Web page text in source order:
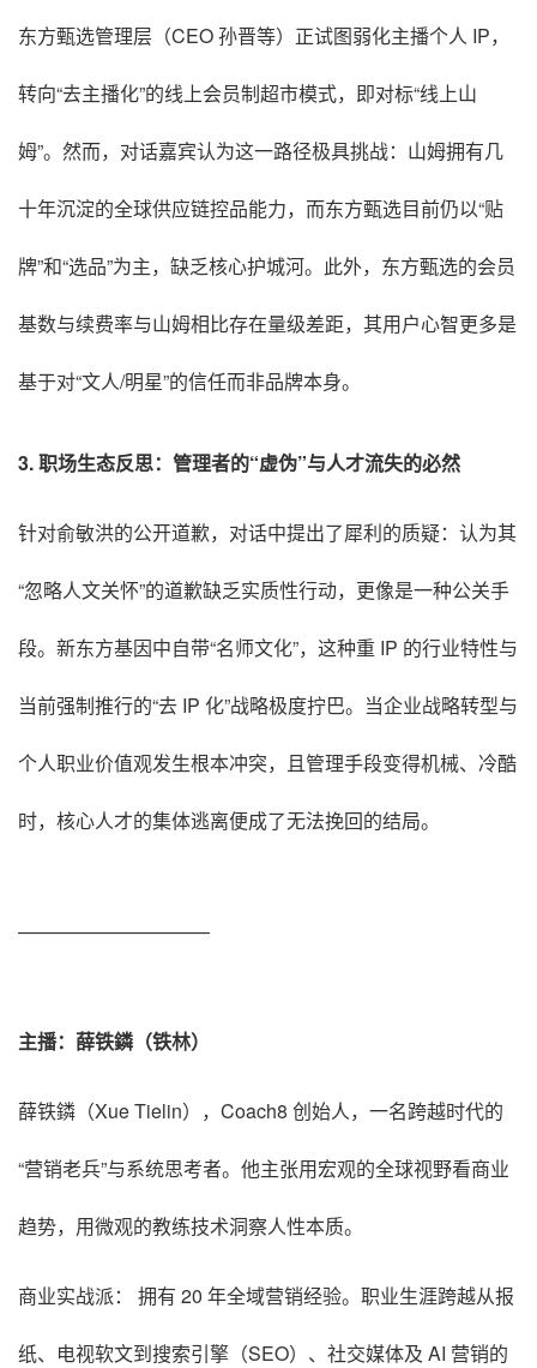
东方甄选管理层（CEO 孙晋等）正试图弱化主播个人 IP，
转向“去主播化”的线上会员制超市模式，即对标“线上山
姆”。然而，对话嘉宾认为这一路径极具挑战：山姆拥有几
十年沉淀的全球供应链控品能力，而东方甄选目前仍以“贴
牌”和“选品”为主，缺乏核心护城河。此外，东方甄选的会员
基数与续费率与山姆相比存在量级差距，其用户心智更多是
基于对“文人/明星”的信任而非品牌本身。
3. 职场生态反思：管理者的“虚伪”与人才流失的必然
针对俞敏洪的公开道歉，对话中提出了犀利的质疑：认为其
“忽略人文关怀”的道歉缺乏实质性行动，更像是一种公关手
段。新东方基因中自带“名师文化”，这种重 IP 的行业特性与
当前强制推行的“去 IP 化”战略极度拧巴。当企业战略转型与
个人职业价值观发生根本冲突，且管理手段变得机械、冷酷
时，核心人才的集体逃离便成了无法挽回的结局。
——————————
主播：薛铁鏻（铁林）
薛铁鏻（Xue Tielin），Coach8 创始人，一名跨越时代的
“营销老兵”与系统思考者。他主张用宏观的全球视野看商业
趋势，用微观的教练技术洞察人性本质。
商业实战派： 拥有 20 年全域营销经验。职业生涯跨越从报
纸、电视软文到搜索引擎（SEO）、社交媒体及 AI 营销的